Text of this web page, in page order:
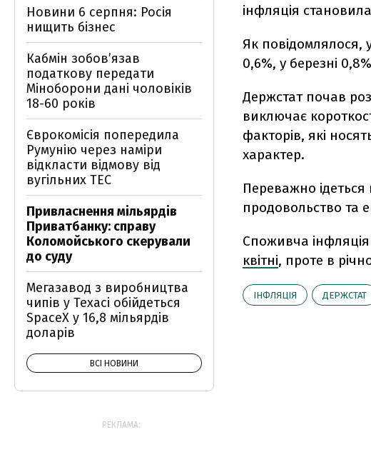
інфляція
Як повідомлялося,
0,6%, у березні
Держстат почав
виключає
факторів, які
характер.
Переважно ідеться
продовольство та
Споживча інфляція
квітні, проте в
ІНФЛЯЦІЯ ДЕРЖСТАТ
Новини 6 серпня: Росія
нищить бізнес
Кабмін зобовʼязав
податкову передати
Міноборони дані чоловіків
18-60 років
Єврокомісія попередила
Румунію через наміри
відкласти відмову від
вугільних ТЕС
Привласнення мільярдів
Приватбанку: справу
Коломойського скерували
до суду
Мегазавод з виробництва
чипів у Техасі обійдеться
SpaceX у 16,8 мільярдів
доларів
ВСІ НОВИНИ
РЕКЛАМА: